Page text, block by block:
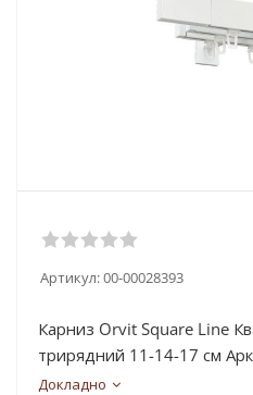
Артикул:00-00028393
Карниз Orvit Square Line
трирядний 11-14-17 см
Докладно